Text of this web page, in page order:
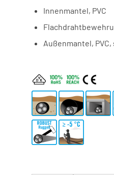
Innenmantel, PVC
Außenmantel,